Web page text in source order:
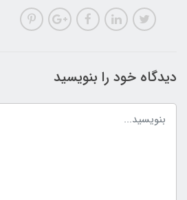
دیدگاه خود را بنویسید